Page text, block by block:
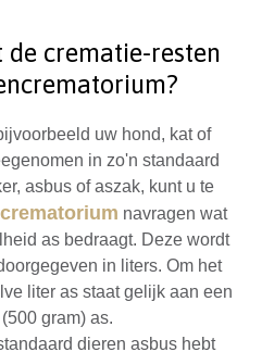
crematie-resten
uw hond, kat of
in zo'n standaard
asbus of aszak, kunt u te
navragen wat
as bedraagt. Deze wordt
in liters. Om het
liter as staat gelijk aan een
gram) as.
dieren asbus hebt